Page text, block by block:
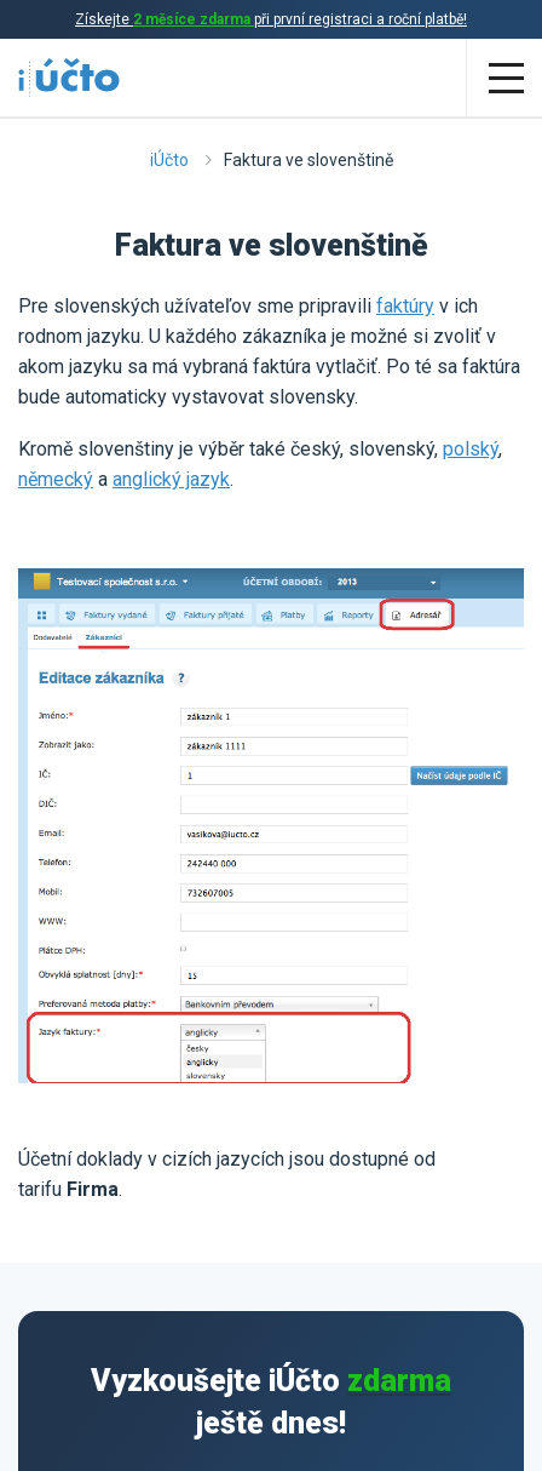
Získejte 2 měsíce zdarma při první registraci a roční platbě!
Aplikace
Fakturace
Přehled funkcí
Online daňová evidence
Propojení s bankou
Účetní a manažerské reporty
One Stop Shop (OSS)
Všechny funkce
Ceník
Účetní služby
Poptávka účetních služeb
Ceník účetních služeb
Pro koho je určené
Pro živnostníky
Pro spolky Blog Kontakt
VYZKOUŠET ZDARMA
iÚčto Faktura ve slovenštině
Faktura ve slovenštině
Pre slovenských užívateľov sme pripravili faktúry v ich
rodnom jazyku. U každého zákazníka je možné si zvoliť v
akom jazyku sa má vybraná faktúra vytlačiť. Po té sa faktúra
bude automaticky vystavovat slovensky.
Kromě slovenštiny je výběr také český, slovenský, polský,
německý a anglický jazyk.
Účetní doklady v cizích jazycích jsou dostupné od
tarifu Firma.
Vyzkoušejte iÚčto zdarma
ještě dnes!